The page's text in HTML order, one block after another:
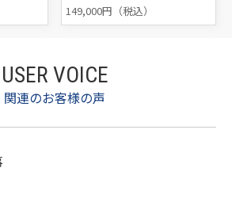
149,000円（税込）
USER VOICE
関連のお客様の声